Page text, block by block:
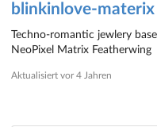
blinkinlove-materix
Techno-romantic jewlery
NeoPixel Matrix Featherwing
Aktualisiert vor 4 Jahren